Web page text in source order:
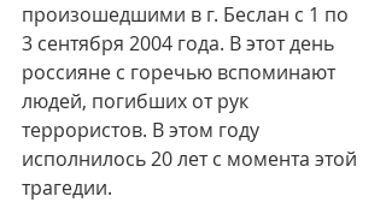
произошедшими в г. Беслан с 1 по
3 сентября 2004 года. В этот день
россияне с горечью вспоминают
людей, погибших от рук
террористов. В этом году
исполнилось 20 лет с момента этой
трагедии.